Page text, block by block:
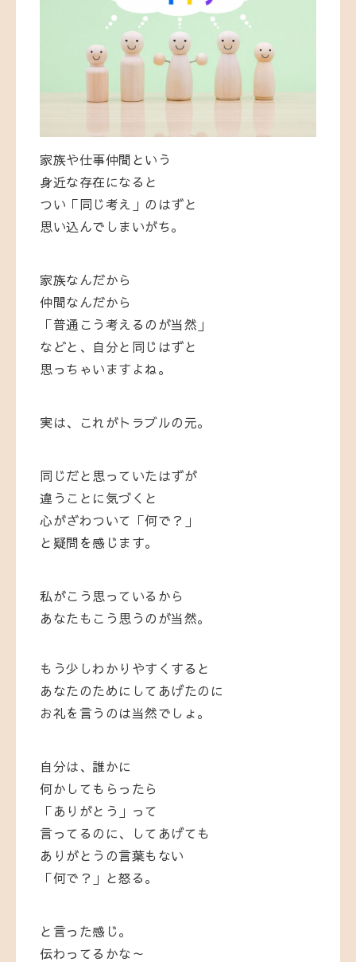
家族や仕事仲間という
身近な存在になると
つい「同じ考え」のはずと
思い込んでしまいがち。
家族なんだから
仲間なんだから
「普通こう考えるのが当然」
などと、自分と同じはずと
思っちゃいますよね。
実は、これがトラブルの元。
同じだと思っていたはずが
違うことに気づくと
心がざわついて「何で？」
と疑問を感じます。
私がこう思っているから
あなたもこう思うのが当然。
もう少しわかりやすくすると
あなたのためにしてあげたのに
お礼を言うのは当然でしょ。
自分は、誰かに
何かしてもらったら
「ありがとう」って
言ってるのに、してあげても
ありがとうの言葉もない
「何で？」と怒る。
と言った感じ。
伝わってるかな～